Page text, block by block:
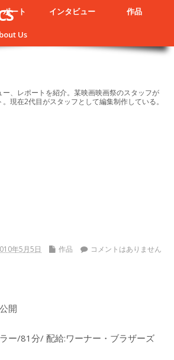
ポート インタビュー 作品
Us
、レポートを紹介。某映画映画祭のスタッフが
現在2代目がスタッフとして編集制作している。
年5月5日 作品 コメントはありません
開
ー/81分/ 配給:ワーナー・ブラザーズ